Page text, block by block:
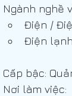
Ngành nghề
Điện /
Điện
Cấp bậc:
Nơi làm việc: